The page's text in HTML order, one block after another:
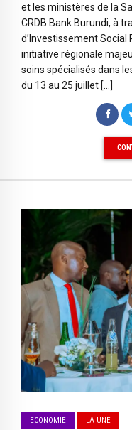
et les ministères de la
CRDB Bank Burundi, à
d’Investissement Social
initiative régionale
soins spécialisés dans
du 13 au 25 juillet […]
ECONOMIE LA UNE